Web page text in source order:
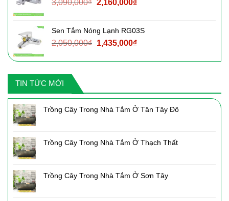
1,930,000₫.
3,090,000₫
3,090,000₫.
2,160,000₫
là:
2,160,000₫.
Sen Tắm Nóng Lạnh RG03S
2,050,000₫ Giá
là:
1,435,000₫Giá
tại
TIN TỨC MỚI
Trồng Cây Trong Nhà Tắm Ở Tân Tây Đô
Trồng Cây Trong Nhà Tắm Ở Thạch Thất
Trồng Cây Trong Nhà Tắm Ở Sơn Tây